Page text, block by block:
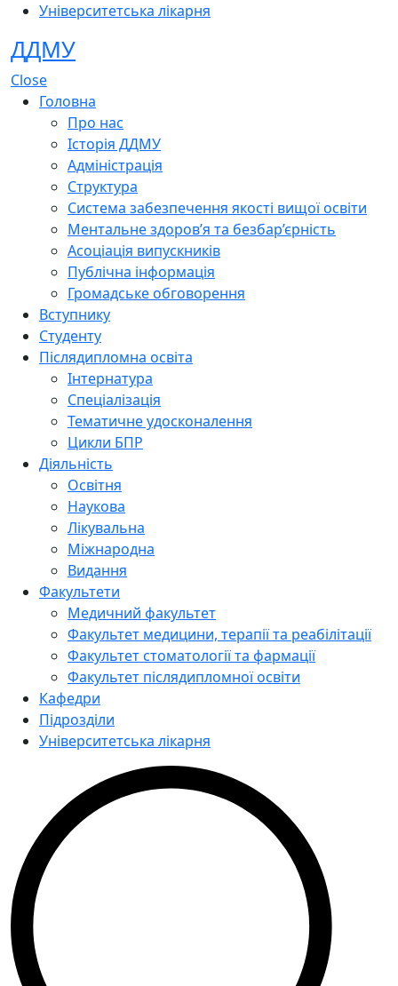
Університетська лікарня
ДДМУ
Close
Головна
Про нас
Історія ДДМУ
Адміністрація
Структура
Система забезпечення якості вищої освіти
Ментальне здоров’я та безбар’єрність
Асоціація випускників
Публічна інформація
Громадське обговорення
Вступнику
Студенту
Післядипломна освіта
Інтернатура
Спеціалізація
Тематичне удосконалення
Цикли БПР
Діяльність
Освітня
Наукова
Лікувальна
Міжнародна
Видання
Факультети
Медичний факультет
Факультет медицини, терапії та реабілітації
Факультет стоматології та фармації
Факультет післядипломної освіти
Кафедри
Підрозділи
Університетська лікарня